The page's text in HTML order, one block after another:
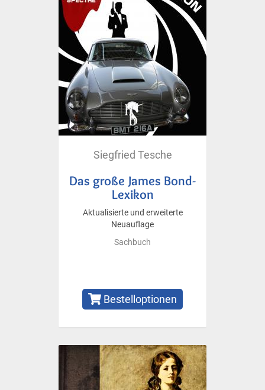
Siegfried Tesche
Das große James Bond-
Lexikon
Aktualisierte und erweiterte
Neuauflage
Sachbuch
Bestelloptionen